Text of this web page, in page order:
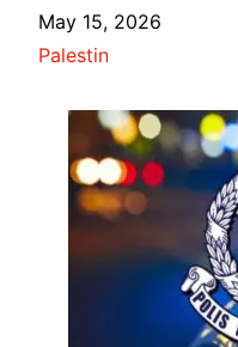
Date
May 15, 2026
In relation to
Palestin